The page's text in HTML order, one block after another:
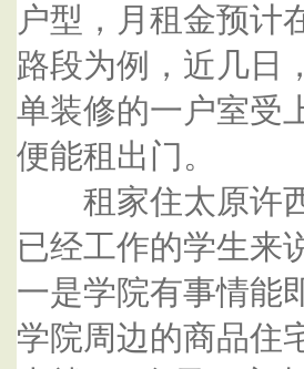
户型，月租金预计
路段为例，近几日
单装修的一户室受
便能租出门。
租家住太原许西
已经工作的学生来
一是学院有事情能
学院周边的商品住